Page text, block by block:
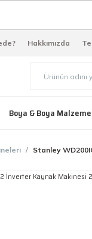
Hakkımızda
Boya & Boya
Stanley